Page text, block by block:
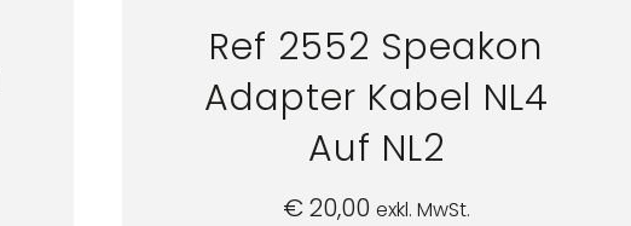
Ref 2552 Speakon
Adapter Kabel NL4
Auf NL2
€20,00 exkl. MwSt.